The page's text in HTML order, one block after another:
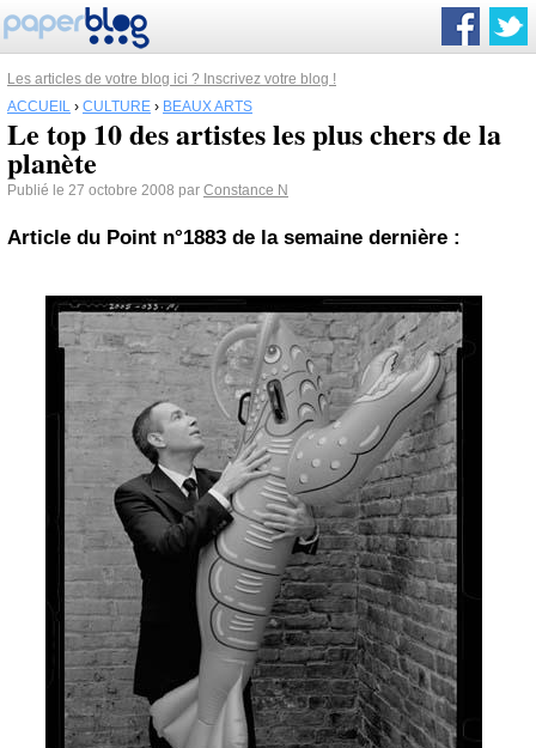
Les articles de votre blog ici ? Inscrivez votre blog !
ACCUEIL › CULTURE › BEAUX ARTS
Le top 10 des artistes les plus chers de la
planète
Publié le 27 octobre 2008 par Constance N
Article du Point n°1883 de la semaine dernière :